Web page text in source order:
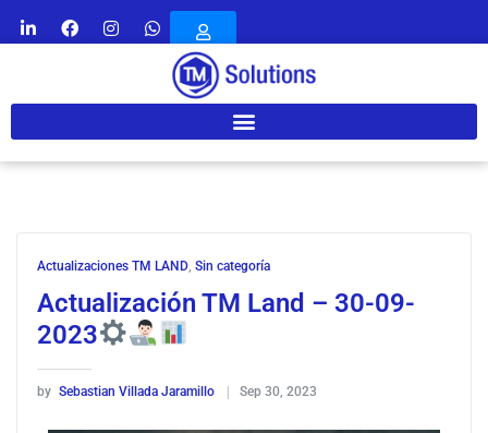
Actualizaciones TM LAND, Sin categoría
Actualización TM Land – 30-09-
2023
by Sebastian Villada Jaramillo Sep 30, 2023